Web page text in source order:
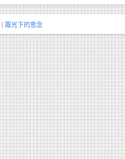
| 霞光下的思念